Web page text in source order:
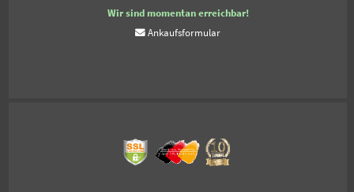
Wir sind momentan erreichbar!
Ankaufsformular